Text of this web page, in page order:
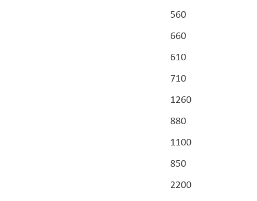
560
660
610
710
1260
880
1100
850
2200